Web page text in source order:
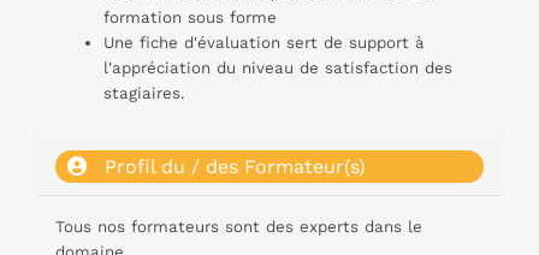
formation sous forme
Une fiche d'évaluation sert de support à
l'appréciation du niveau de satisfaction des
stagiaires.
Profil du / des Formateur(s)
Tous nos formateurs sont des experts dans le